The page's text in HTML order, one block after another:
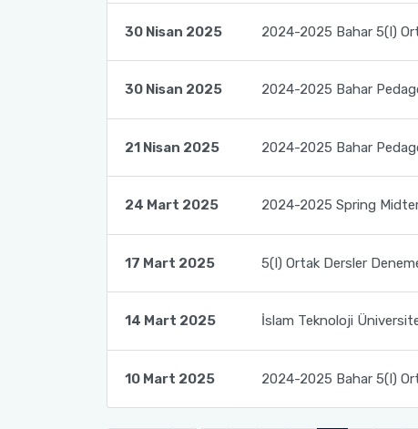
30 Nisan 2025 2024-2025 Bahar 5(I)
30 Nisan 2025 2024-2025 Bahar
21 Nisan 2025 2024-2025 Bahar
24 Mart 2025 2024-2025 Spring
17 Mart 2025 5(I) Ortak Dersler Deneme
14 Mart 2025 İslam Teknoloji
10 Mart 2025 2024-2025 Bahar 5(I)
Kalite Yönetim Takvimi